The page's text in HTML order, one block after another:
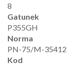
8
Gatunek
P355GH
Norma
PN-75/M-35412
Kod